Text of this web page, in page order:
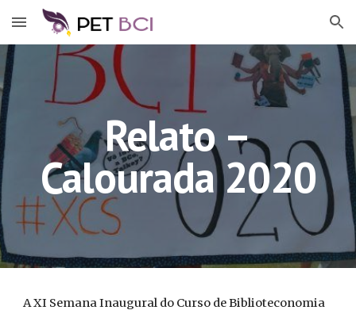
Skip to main content Skip to navigation
Relato –
Calourada 2020
A XI Semana Inaugural do Curso de Biblioteconomia